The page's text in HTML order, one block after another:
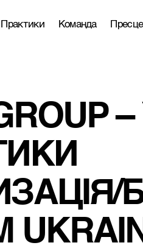
Практики Команда
–